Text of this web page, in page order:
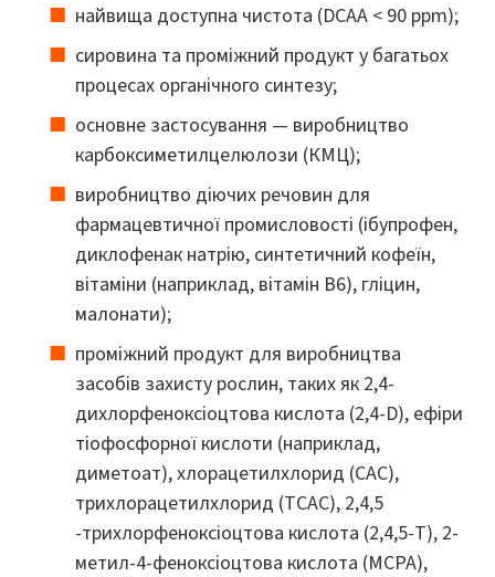
найвища доступна чистота (DCAA < 90 ppm);
сировина та проміжний продукт у багатьох
процесах органічного синтезу;
основне застосування — виробництво
карбоксиметилцелюлози (КМЦ);
виробництво діючих речовин для
фармацевтичної промисловості (ібупрофен,
диклофенак натрію, синтетичний кофеїн,
вітаміни (наприклад, вітамін B6), гліцин,
малонати);
проміжний продукт для виробництва
засобів захисту рослин, таких як 2,4-
дихлорфеноксіоцтова кислота (2,4-D), ефіри
тіофосфорної кислоти (наприклад,
диметоат), хлорацетилхлорид (CAC),
трихлорацетилхлорид (TCAC), 2,4,5
-трихлорфеноксіоцтова кислота (2,4,5-T), 2-
метил-4-феноксіоцтова кислота (MCPA),